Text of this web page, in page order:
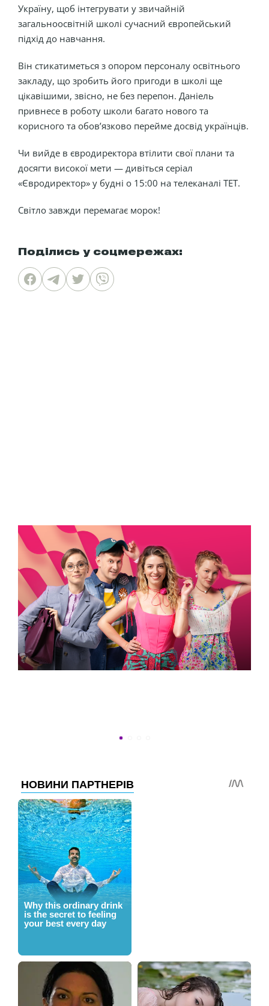
Україну, щоб інтегрувати у звичайній
загальноосвітній школі сучасний європейський
підхід до навчання.
Він стикатиметься з опором персоналу освітнього
закладу, що зробить його пригоди в школі ще
цікавішими, звісно, не без перепон. Даніель
привнесе в роботу школи багато нового та
корисного та обовʼязково перейме досвід українців.
Чи вийде в євродиректора втілити свої плани та
досягти високої мети — дивіться серіал
«Євродиректор» у будні о 15:00 на телеканалі ТЕТ.
Світло завжди перемагає морок!
Поділись у соцмережах: